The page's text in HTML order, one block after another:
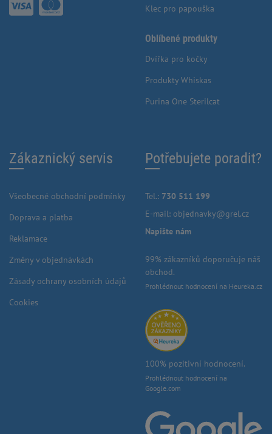
Klec pro papouška
Oblíbené produkty
Dvířka pro kočky
Produkty Whiskas
Purina One Sterilcat
Zákaznický servis
Všeobecné obchodní podmínky
Doprava a platba
Reklamace
Změny v objednávkách
Zásady ochrany osobních údajů
Cookies
Potřebujete poradit?
Tel.: 730 511 199
E-mail: objednavky@grel.cz
Napište nám
99% zákazníků doporučuje náš
obchod.
Prohlédnout hodnocení na Heureka.cz
100% pozitivní hodnocení.
Prohlédnout hodnocení na
Google.com